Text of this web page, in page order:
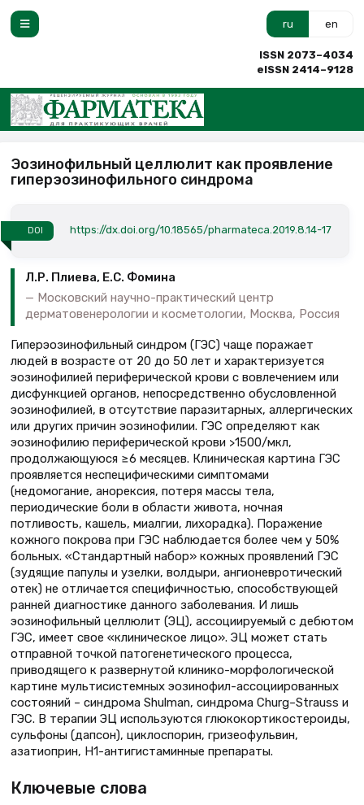
ru en
ISSN 2073–4034
eISSN 2414–9128
Эозинофильный целлюлит как проявление
гиперэозинофильного синдрома
DOI https://dx.doi.org/10.18565/pharmateca.2019.8.14-17
Л.Р. Плиева, Е.С. Фомина
Московский научно-практический центр
дерматовенерологии и косметологии, Москва, Россия
Гиперэозинофильный синдром (ГЭС) чаще поражает
людей в возрасте от 20 до 50 лет и характеризуется
эозинофилией периферической крови с вовлечением или
дисфункцией органов, непосредственно обусловленной
эозинофилией, в отсутствие паразитарных, аллергических
или других причин эозинофилии. ГЭС определяют как
эозинофилию периферической крови >1500/мкл,
продолжающуюся ≥6 месяцев. Клиническая картина ГЭС
проявляется неспецифическими симптомами
(недомогание, анорексия, потеря массы тела,
периодические боли в области живота, ночная
потливость, кашель, миалгии, лихорадка). Поражение
кожного покрова при ГЭС наблюдается более чем у 50%
больных. «Стандартный набор» кожных проявлений ГЭС
(зудящие папулы и узелки, волдыри, ангионевротический
отек) не отличается специфичностью, способствующей
ранней диагностике данного заболевания. И лишь
эозинофильный целлюлит (ЭЦ), ассоциируемый с дебютом
ГЭС, имеет свое «клиническое лицо». ЭЦ может стать
отправной точкой патогенетического процесса,
приводящего к развернутой клинико-морфологической
картине мультисистемных эозинофил-ассоциированных
состояний – синдрома Shulman, синдрома Churg–Strauss и
ГЭС. В терапии ЭЦ используются глюкокортикостероиды,
сульфоны (дапсон), циклоспорин, гризеофульвин,
азатиоприн, Н1-антигистаминные препараты.
Ключевые слова